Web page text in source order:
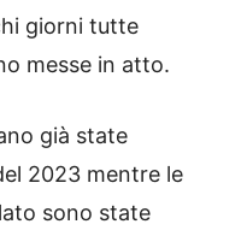
giorni tutte
messe in atto.
già state
2023 mentre le
sono state